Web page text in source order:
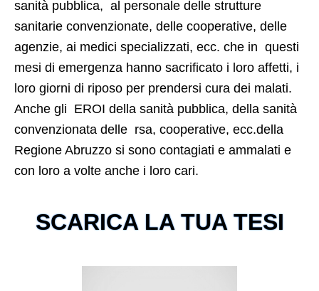
sanità pubblica, al personale delle strutture
sanitarie convenzionate, delle cooperative, delle
agenzie, ai medici specializzati, ecc. che in questi
mesi di emergenza hanno sacrificato i loro affetti, i
loro giorni di riposo per prendersi cura dei malati.
Anche gli EROI della sanità pubblica, della sanità
convenzionata delle rsa, cooperative, ecc.della
Regione Abruzzo si sono contagiati e ammalati e
con loro a volte anche i loro cari.
SCARICA LA TUA TESI